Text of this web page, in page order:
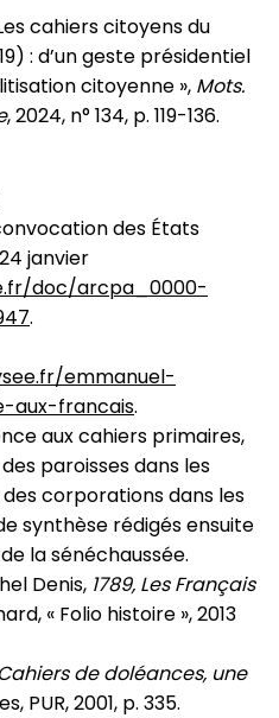
cahiers citoyens du
: d’un geste présidentiel
citoyenne », Mots.
, 2024, n° 134, p. 119-136.
des États
janvier
doc/arcpa_0000-
.
emmanuel-
aux-francais.
aux cahiers primaires,
paroisses dans les
corporations dans les
synthèse rédigés ensuite
la sénéchaussée.
Denis, 1789, Les Français
« Folio histoire », 2013
de doléances, une
PUR, 2001, p. 335.